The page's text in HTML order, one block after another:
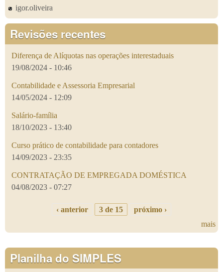
igor.oliveira
Revisões recentes
Diferença de Alíquotas nas operações interestaduais
19/08/2024 - 10:46
Contabilidade e Assessoria Empresarial
14/05/2024 - 12:09
Salário-família
18/10/2023 - 13:40
Curso prático de contabilidade para contadores
14/09/2023 - 23:35
CONTRATAÇÃO DE EMPREGADA DOMÉSTICA
04/08/2023 - 07:27
‹ anterior 3 de 15
próximo ›
mais
Planilha do SIMPLES